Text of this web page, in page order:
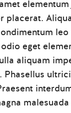
placerat.
eget
aliquam
Phasellus